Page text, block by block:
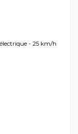
- 25 km/h